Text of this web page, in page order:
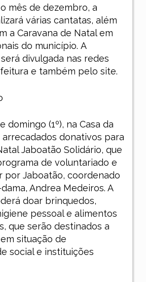
mês de dezembro, a
várias cantatas, além
a Caravana de Natal em
do município. A
divulgada nas redes
e também pelo site.
domingo (1º), na Casa da
arrecadados donativos para
Jaboatão Solidário, que
de voluntariado e
por Jaboatão, coordenado
Andrea Medeiros. A
doar brinquedos,
pessoal e alimentos
que serão destinados a
situação de
social e instituições